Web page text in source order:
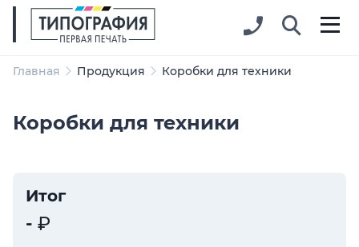
Главная Продукция Коробки для техники
Коробки для техники
Итог
-